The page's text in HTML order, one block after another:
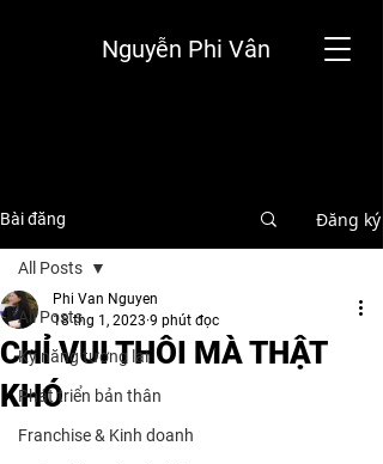
Nguyễn Phi Vân
Bài đăng Đăng ký
All Posts
Kỹ năng tương lai
Phát triển bản thân
Franchise & Kinh doanh
All Posts
CHỈ VUI THÔI MÀ THẬT
KHÓ
Phi Van Nguyen
18 thg 1, 2023 9 phút đọc